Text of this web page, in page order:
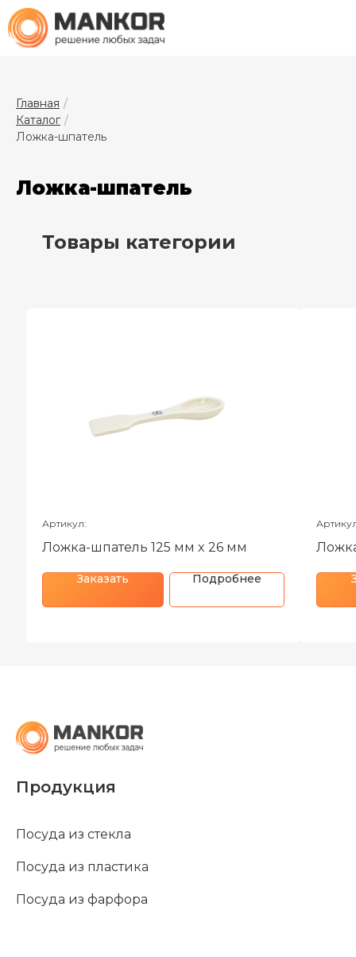
Главная
Каталог
Ложка-шпатель
Ложка-шпатель
Товары категории
Артикул:
Ложка-шпатель 125 мм x 26 мм
Заказать Подробнее
Продукция
Посуда из стекла
Посуда из пластика
Посуда из фарфора